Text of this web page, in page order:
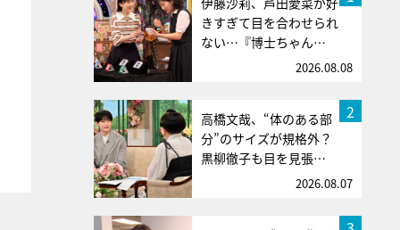
きすぎて目を合わせられ
ない…『博士ちゃん…
2026.08.08
2
高橋文哉、“体のある部
分”のサイズが規格外？
黒柳徹子も目を見張…
2026.08.07